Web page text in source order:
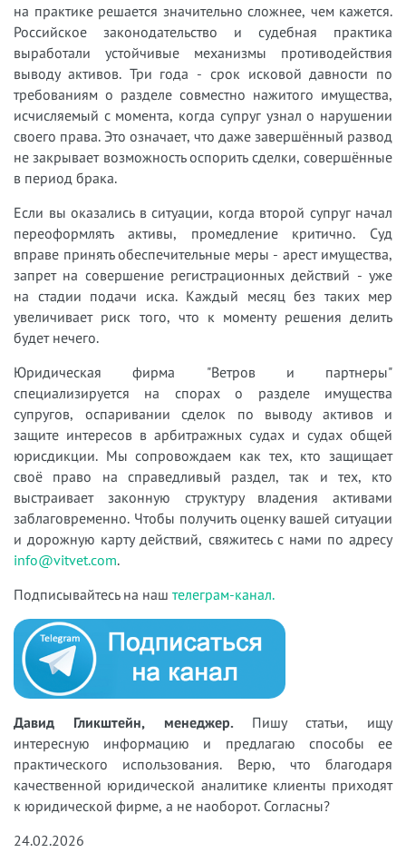
на практике решается значительно сложнее, чем кажется.
Российское законодательство и судебная практика
выработали устойчивые механизмы противодействия
выводу активов. Три года - срок исковой давности по
требованиям о разделе совместно нажитого имущества,
исчисляемый с момента, когда супруг узнал о нарушении
своего права. Это означает, что даже завершённый развод
не закрывает возможность оспорить сделки, совершённые
в период брака.
Если вы оказались в ситуации, когда второй супруг начал
переоформлять активы, промедление критично. Суд
вправе принять обеспечительные меры - арест имущества,
запрет на совершение регистрационных действий - уже
на стадии подачи иска. Каждый месяц без таких мер
увеличивает риск того, что к моменту решения делить
будет нечего.
Юридическая фирма "Ветров и партнеры"
специализируется на спорах о разделе имущества
супругов, оспаривании сделок по выводу активов и
защите интересов в арбитражных судах и судах общей
юрисдикции. Мы сопровождаем как тех, кто защищает
своё право на справедливый раздел, так и тех, кто
выстраивает законную структуру владения активами
заблаговременно. Чтобы получить оценку вашей ситуации
и дорожную карту действий, свяжитесь с нами по адресу
info@vitvet.com.
Подписывайтесь на наш телеграм-канал.
Давид Гликштейн, менеджер. Пишу статьи, ищу
интересную информацию и предлагаю способы ее
практического использования. Верю, что благодаря
качественной юридической аналитике клиенты приходят
к юридической фирме, а не наоборот. Согласны?
24.02.2026